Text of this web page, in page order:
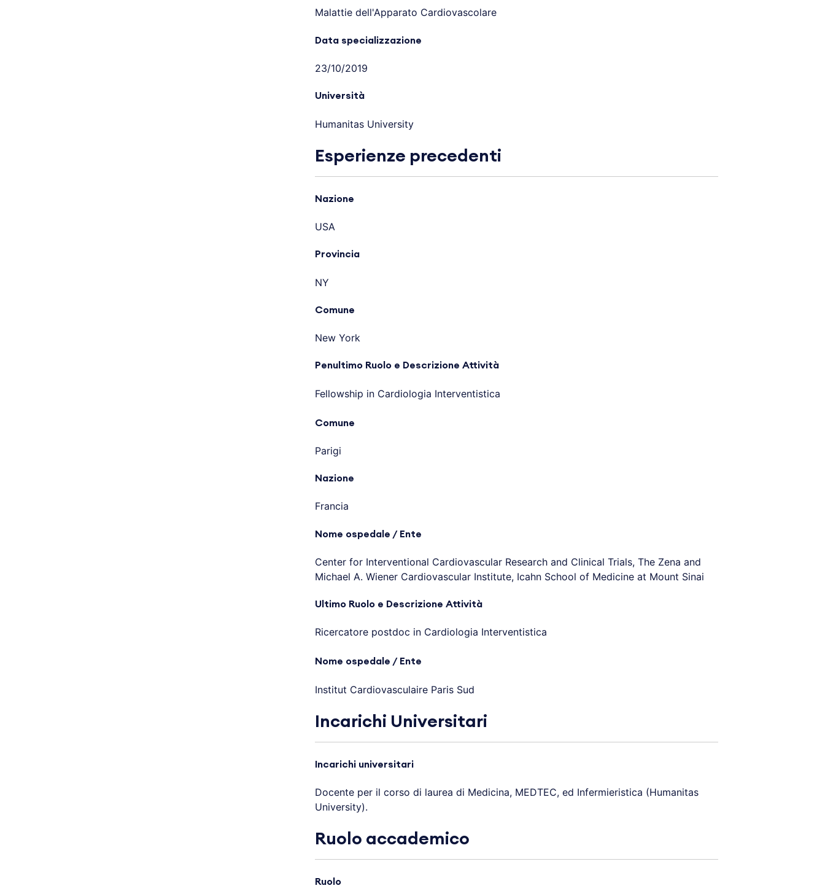
Malattie dell'Apparato Cardiovascolare
Data specializzazione
23/10/2019
Università
Humanitas University
Esperienze precedenti
Nazione
USA
Provincia
NY
Comune
New York
Penultimo Ruolo e Descrizione Attività
Fellowship in Cardiologia Interventistica
Comune
Parigi
Nazione
Francia
Nome ospedale / Ente
Center for Interventional Cardiovascular Research and Clinical Trials, The Zena and
Michael A. Wiener Cardiovascular Institute, Icahn School of Medicine at Mount Sinai
Ultimo Ruolo e Descrizione Attività
Ricercatore postdoc in Cardiologia Interventistica
Nome ospedale / Ente
Institut Cardiovasculaire Paris Sud
Incarichi Universitari
Incarichi universitari
Docente per il corso di laurea di Medicina, MEDTEC, ed Infermieristica (Humanitas
University).
Ruolo accademico
Ruolo